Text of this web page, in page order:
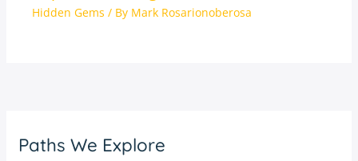
Hidden Gems / By Mark Rosarionoberosa
Paths We Explore